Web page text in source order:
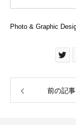
Photo & Graphic
前の記事